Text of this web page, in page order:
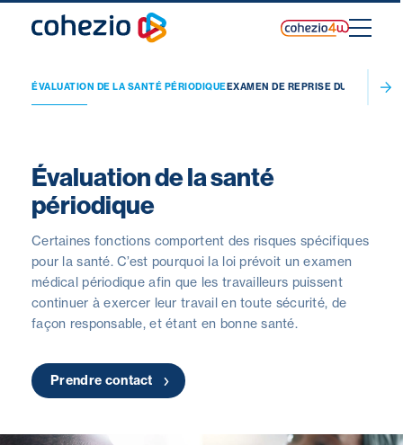
Skip
content
ÉVALUATION DE LA SANTÉ PÉRIODIQUEEXAMEN DE REPRISE DU TRAVAIL
Évaluation de la santé
périodique
Certaines fonctions comportent des risques spécifiques
pour la santé. C’est pourquoi la loi prévoit un examen
médical périodique afin que les travailleurs puissent
continuer à exercer leur travail en toute sécurité, de
façon responsable, et étant en bonne santé.
Prendre contact